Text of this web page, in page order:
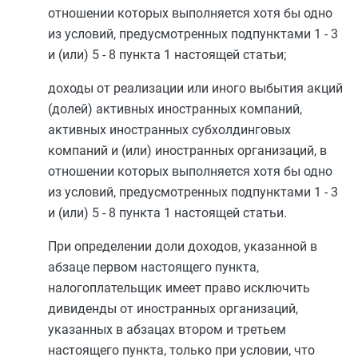
отношении которых выполняется хотя бы одно
из условий, предусмотренных подпунктами 1 - 3
и (или) 5 - 8 пункта 1 настоящей статьи;
доходы от реализации или иного выбытия акций
(долей) активных иностранных компаний,
активных иностранных субхолдинговых
компаний и (или) иностранных организаций, в
отношении которых выполняется хотя бы одно
из условий, предусмотренных подпунктами 1 - 3
и (или) 5 - 8 пункта 1 настоящей статьи.
При определении доли доходов, указанной в
абзаце первом настоящего пункта,
налогоплательщик имеет право исключить
дивиденды от иностранных организаций,
указанных в абзацах втором и третьем
настоящего пункта, только при условии, что